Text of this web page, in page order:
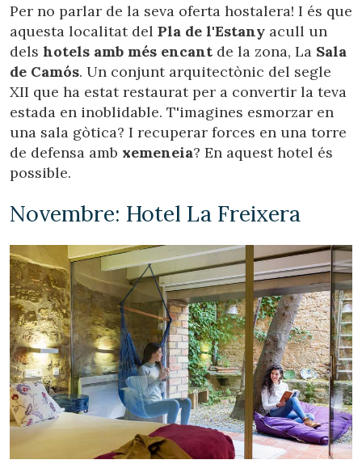
Per no parlar de la seva oferta hostalera! I és que
aquesta localitat del Pla de l'Estany acull un
dels hotels amb més encant de la zona, La Sala
de Camós. Un conjunt arquitectònic del segle
XII que ha estat restaurat per a convertir la teva
estada en inoblidable. T'imagines esmorzar en
una sala gòtica? I recuperar forces en una torre
de defensa amb xemeneia? En aquest hotel és
possible.
Novembre: Hotel La Freixera